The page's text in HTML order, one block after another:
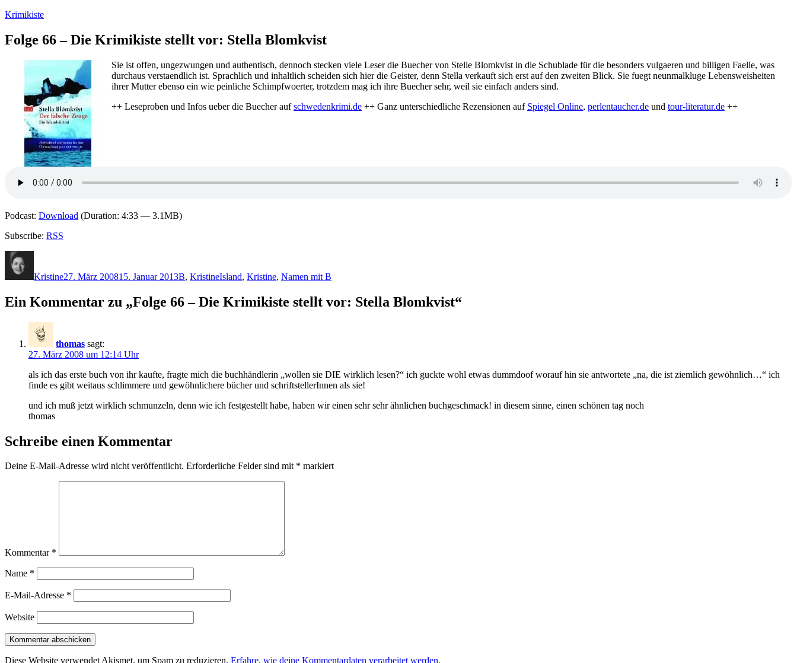
Zum
springen
Krimikiste
Folge 66 – Die Krimikiste stellt vor: Stella Blomkvist
Sie ist offen, ungezwungen und authentisch, dennoch stecken viele Leser die Buecher von Stelle Blomkvist in die Schublade für die besonders vulgaeren und billigen Faelle, was
durchaus verstaendlich ist. Sprachlich und inhaltlich scheiden sich hier die Geister, denn Stella verkauft sich erst auf den zweiten Blick. Sie fuegt neunmalkluge Lebensweisheiten
ihrer Mutter ebenso ein wie peinliche Schimpfwoerter, trotzdem mag ich ihre Buecher sehr, weil sie einfach anders sind.
++ Leseproben und Infos ueber die Buecher aufschwedenkrimi.de ++ Ganz unterschiedliche Rezensionen auf Spiegel Online, perlentaucher.de und tour-literatur.de ++
Podcast: Download (Duration: 4:33 — 3.1MB)
Subscribe: RSS
Kristine27. März 200815. Januar 2013B, KristineIsland, Kristine, Namen mit B
Ein Kommentar zu „Folge 66 – Die Krimikiste stellt vor: Stella Blomkvist“
thomas sagt:
27. März 2008 um 12:14 Uhr
als ich das erste buch von ihr kaufte, fragte mich die buchhändlerin „wollen sie DIE wirklich lesen?“ ich guckte wohl etwas dummdoof worauf hin sie antwortete „na, die ist ziemlich gewöhnlich…“ ich
finde es gibt weitaus schlimmere und gewöhnlichere bücher und schriftstellerInnen als sie!
und ich muß jetzt wirklich schmunzeln, denn wie ich festgestellt habe, haben wir einen sehr sehr ähnlichen buchgeschmack! in diesem sinne, einen schönen tag noch
thomas
Schreibe einen Kommentar
Deine E-Mail-Adresse wird nicht veröffentlicht. Erforderliche Felder sind mit * markiert
Kommentar *
Name *
E-Mail-Adresse *
Website
Diese Website verwendet Akismet, um Spam zu reduzieren. Erfahre, wie deine Kommentardaten verarbeitet werden.